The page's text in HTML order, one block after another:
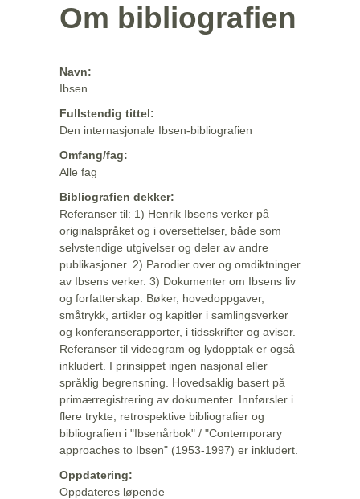
Om bibliografien
Navn:
Ibsen
Fullstendig tittel:
Den internasjonale Ibsen-bibliografien
Omfang/fag:
Alle fag
Bibliografien dekker:
Referanser til: 1) Henrik Ibsens verker på
originalspråket og i oversettelser, både som
selvstendige utgivelser og deler av andre
publikasjoner. 2) Parodier over og omdiktninger
av Ibsens verker. 3) Dokumenter om Ibsens liv
og forfatterskap: Bøker, hovedoppgaver,
småtrykk, artikler og kapitler i samlingsverker
og konferanserapporter, i tidsskrifter og aviser.
Referanser til videogram og lydopptak er også
inkludert. I prinsippet ingen nasjonal eller
språklig begrensning. Hovedsaklig basert på
primærregistrering av dokumenter. Innførsler i
flere trykte, retrospektive bibliografier og
bibliografien i "Ibsenårbok" / "Contemporary
approaches to Ibsen" (1953-1997) er inkludert.
Oppdatering:
Oppdateres løpende